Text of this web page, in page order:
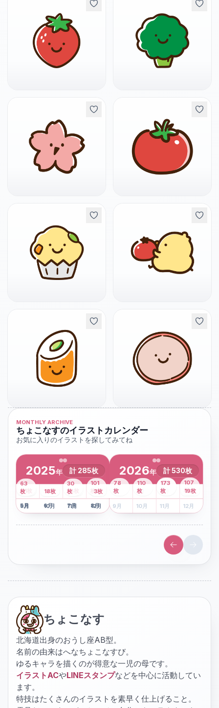
MONTHLY ARCHIVE
ちょこなすのイラストカレンダー
お気に入りのイラストを探してみてね
2025年 計 285枚
1月
2枚 2月 3月 4月
8枚
5月
41 枚
6月
13枚
7月
6枚
8月
101
枚
9月
63
枚
10月
18枚
11月
30
枚
12月
3枚
2026年 計530枚
1月 2月 3月
43
枚
4月
107
枚
5 月
78
枚
6月
110
枚
7月
173
枚
8月
19枚
9 月 10月 11月 12月
ちょこなす
北海道出身のおうし座AB型。
名前の由来はへなちょこなすび。
ゆるキャラを描くのが得意な一児の母です。
イラストACやLINEスタンプなどを中心に活動してい
ます。
特技はたくさんのイラストを素早く仕上げること。